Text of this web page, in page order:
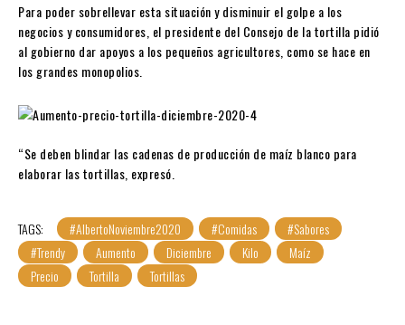
Para poder sobrellevar esta situación y disminuir el golpe a los
negocios y consumidores, el presidente del Consejo de la tortilla pidió
al gobierno dar apoyos a los pequeños agricultores, como se hace en
los grandes monopolios.
“Se deben blindar las cadenas de producción de maíz blanco para
elaborar las tortillas, expresó.
TAGS: #AlbertoNoviembre2020 #Comidas
#Sabores
#Trendy
Aumento Diciembre Kilo
Maíz
Precio
Tortilla Tortillas